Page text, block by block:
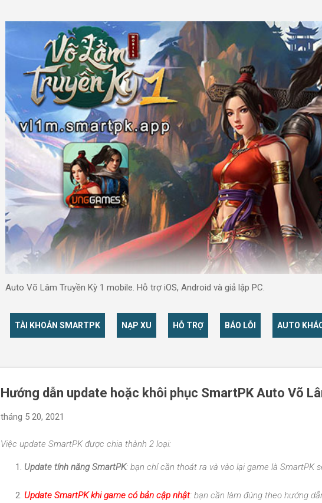
Auto Võ Lâm Truyền Kỳ 1 mobile. Hỗ trợ iOS, Android và giả lập PC.
TÀI KHOẢN SMARTPK NẠP XU HỖ TRỢ BÁO LỖI AUTO
Hướng dẫn update hoặc khôi phục SmartPK Auto Võ
tháng 5 20, 2021
Việc update SmartPK được chia thành 2 loại:
Update tính năng SmartPK: bạn chỉ cần thoát ra và vào lại game là SmartPK
Update SmartPK khi game có bản cập nhật: bạn cần làm đúng theo hướng